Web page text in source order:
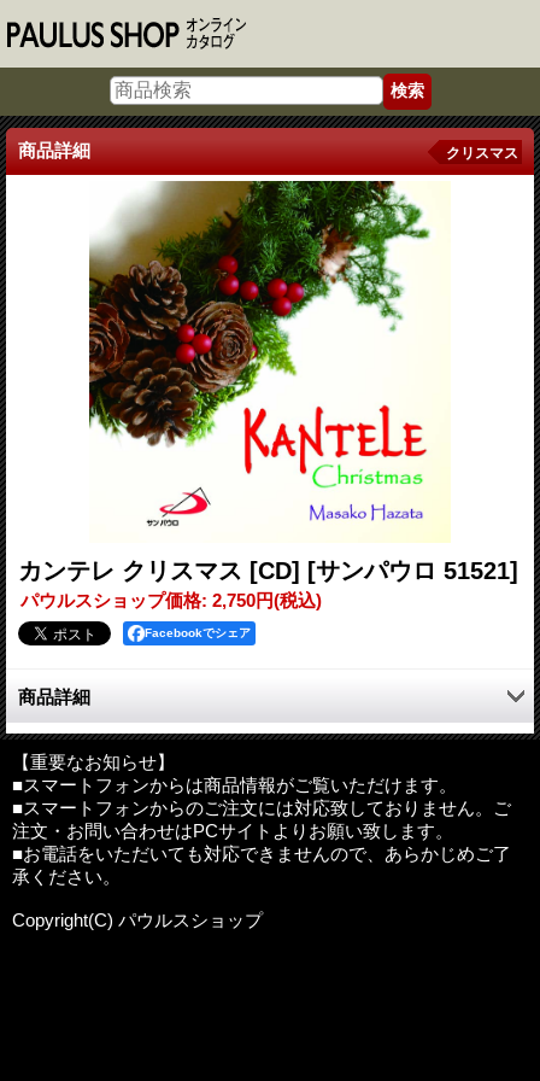
商品詳細 クリスマス
カンテレ クリスマス [CD] [サンパウロ 51521]
パウルスショップ価格: 2,750円(税込)
Facebookでシェア
商品詳細
フィンランドの民族楽器「カンテレ」による国内初のクリスマス
CD。カンテレのためにあらたに編曲したアルバムです。フィン
ランドの代表的なクリスマス・キャロル「エン・エツィ・ヴァル
タ」を含む11曲。クリスマスを静かに迎えたい方に、清らかなク
リスマスの響きを贈ります。
【収録曲目】
1. O Come, O Come, Emmanuel
【重要なお知らせ】
■スマートフォンからは商品情報がご覧いただけます。
■スマートフォンからのご注文には対応致しておりません。ご
注文・お問い合わせはPCサイトよりお願い致します。
■お電話をいただいても対応できませんので、あらかじめご了
承ください。
Copyright(C) パウルスショップ